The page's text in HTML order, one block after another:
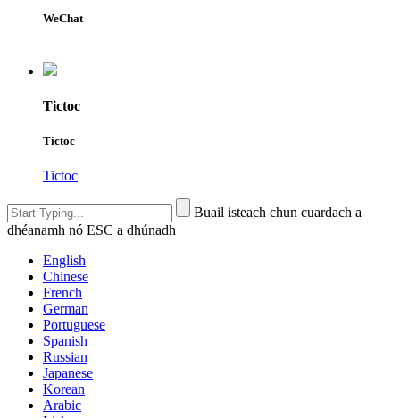
WeChat
Tictoc
Tictoc
Tictoc
Buail isteach chun cuardach a
dhéanamh nó ESC a dhúnadh
English
Chinese
French
German
Portuguese
Spanish
Russian
Japanese
Korean
Arabic